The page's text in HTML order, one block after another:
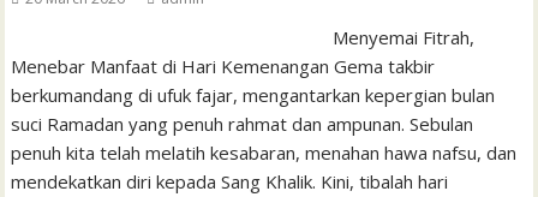
Menyemai Fitrah,
Menebar Manfaat di Hari Kemenangan Gema takbir
berkumandang di ufuk fajar, mengantarkan kepergian bulan
suci Ramadan yang penuh rahmat dan ampunan. Sebulan
penuh kita telah melatih kesabaran, menahan hawa nafsu, dan
mendekatkan diri kepada Sang Khalik. Kini, tibalah hari